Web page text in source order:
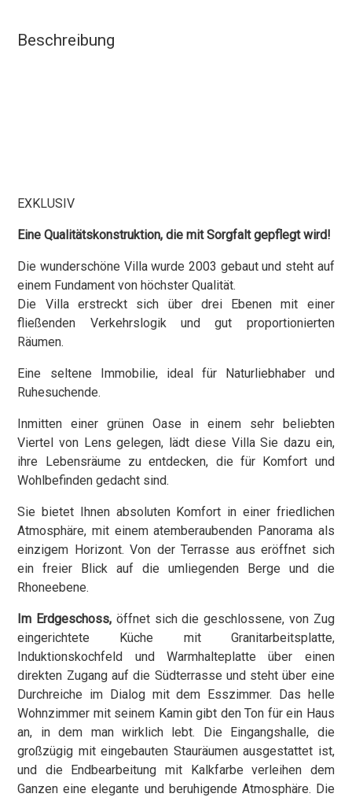
Beschreibung
EXKLUSIV
Eine Qualitätskonstruktion, die mit Sorgfalt gepflegt wird!
Die wunderschöne Villa wurde 2003 gebaut und steht auf
einem Fundament von höchster Qualität.
Die Villa erstreckt sich über drei Ebenen mit einer
fließenden Verkehrslogik und gut proportionierten
Räumen.
Eine seltene Immobilie, ideal für Naturliebhaber und
Ruhesuchende.
Inmitten einer grünen Oase in einem sehr beliebten
Viertel von Lens gelegen, lädt diese Villa Sie dazu ein,
ihre Lebensräume zu entdecken, die für Komfort und
Wohlbefinden gedacht sind.
Sie bietet Ihnen absoluten Komfort in einer friedlichen
Atmosphäre, mit einem atemberaubenden Panorama als
einzigem Horizont. Von der Terrasse aus eröffnet sich
ein freier Blick auf die umliegenden Berge und die
Rhoneebene.
Im Erdgeschoss, öffnet sich die geschlossene, von Zug
eingerichtete Küche mit Granitarbeitsplatte,
Induktionskochfeld und Warmhalteplatte über einen
direkten Zugang auf die Südterrasse und steht über eine
Durchreiche im Dialog mit dem Esszimmer. Das helle
Wohnzimmer mit seinem Kamin gibt den Ton für ein Haus
an, in dem man wirklich lebt. Die Eingangshalle, die
großzügig mit eingebauten Stauräumen ausgestattet ist,
und die Endbearbeitung mit Kalkfarbe verleihen dem
Ganzen eine elegante und beruhigende Atmosphäre. Die